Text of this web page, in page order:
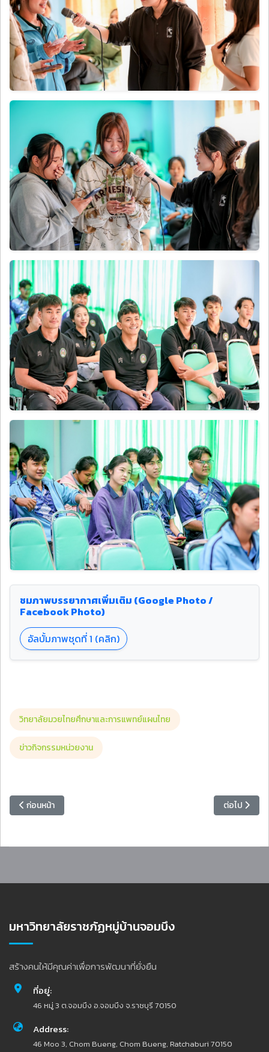
ชมภาพบรรยากาศเพิ่มเติม (Google Photo /
Facebook Photo)
อัลบั้มภาพชุดที่ 1 (คลิก)
วิทยาลัยมวยไทยศึกษาและการแพทย์แผนไทย
ข่าวกิจกรรมหน่วยงาน
เนื้อหาก่อนหน้า: วิทยาลัยมวยไทยศึกษาฯ จัดประชุมคณะกรรมการอำนวย
ก่อนหน้า เนื้อหาถัดไ
ต่อไป
มหาวิทยาลัยราชภัฏหมู่บ้านจอมบึง
สร้างคนให้มีคุณค่าเพื่อการพัฒนาที่ยั่งยืน
ที่อยู่:
46 หมู่ 3 ต.จอมบึง อ.จอมบึง จ.ราชบุรี 70150
Address:
46 Moo 3, Chom Bueng, Chom Bueng, Ratchaburi 70150